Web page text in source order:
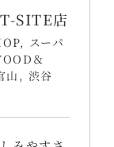
SITE店
, スーパ
＆
山 , 渋谷